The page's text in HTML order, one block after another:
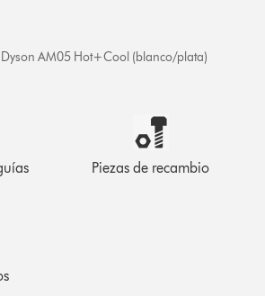
AM05 Hot+Cool (blanco/plata)
Piezas de recambio